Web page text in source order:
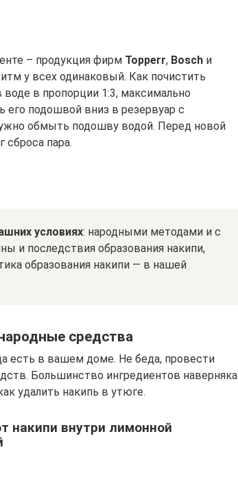
– продукция фирм Topperr, Bosch и
у всех одинаковый. Как почистить
в пропорции 1:3, максимально
его подошвой вниз в резервуар с
обмыть подошву водой. Перед новой
сброса пара.
условиях: народными методами и с
и последствия образования накипи,
образования накипи — в нашей
средства
есть в вашем доме. Не беда, провести
Большинство ингредиентов наверняка
удалить накипь в утюге.
накипи внутри лимонной